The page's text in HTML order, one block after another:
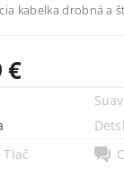
kabelka drobná a
€
Tlač